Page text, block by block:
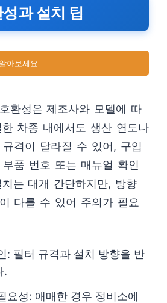
과 설치 팁
아보세요
환성은 제조사와 모델에 따
차종 내에서도 생산 연도나
격이 달라질 수 있어, 구입
품 번호 또는 매뉴얼 확인
는 대개 간단하지만, 방향
다를 수 있어 주의가 필요
: 필터 규격과 설치 방향을 반
.
요성: 애매한 경우 정비소에